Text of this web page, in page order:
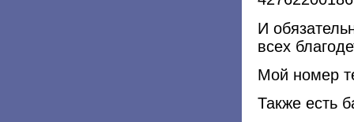
И
всех
Мой номер
Также есть